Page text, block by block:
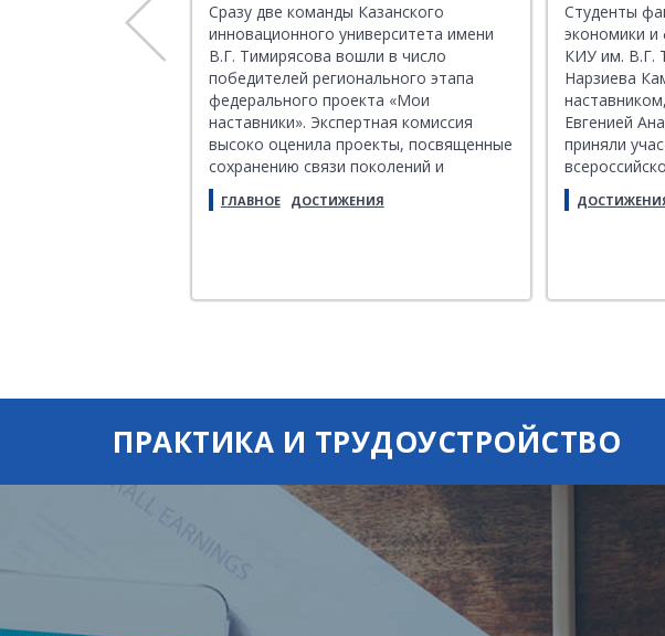
В первый день
Сразу две команды Казанского
инновационного университета имени
В.Г. Тимирясова вошли в число
победителей регионального этапа
федерального проекта «Мои
наставники». Экспертная комиссия
высоко оценила проекты, посвященные
сохранению связи поколений и
патриотическому воспитанию
молодежи, а также эффективную
ГЛАВНОЕ ДОСТИЖЕНИЯ
Студенты
экономики и
КИУ им. В.Г.
Нарзиева
Евгенией
приняли
России
ПРАКТИКА И ТРУДОУСТРОЙСТВО